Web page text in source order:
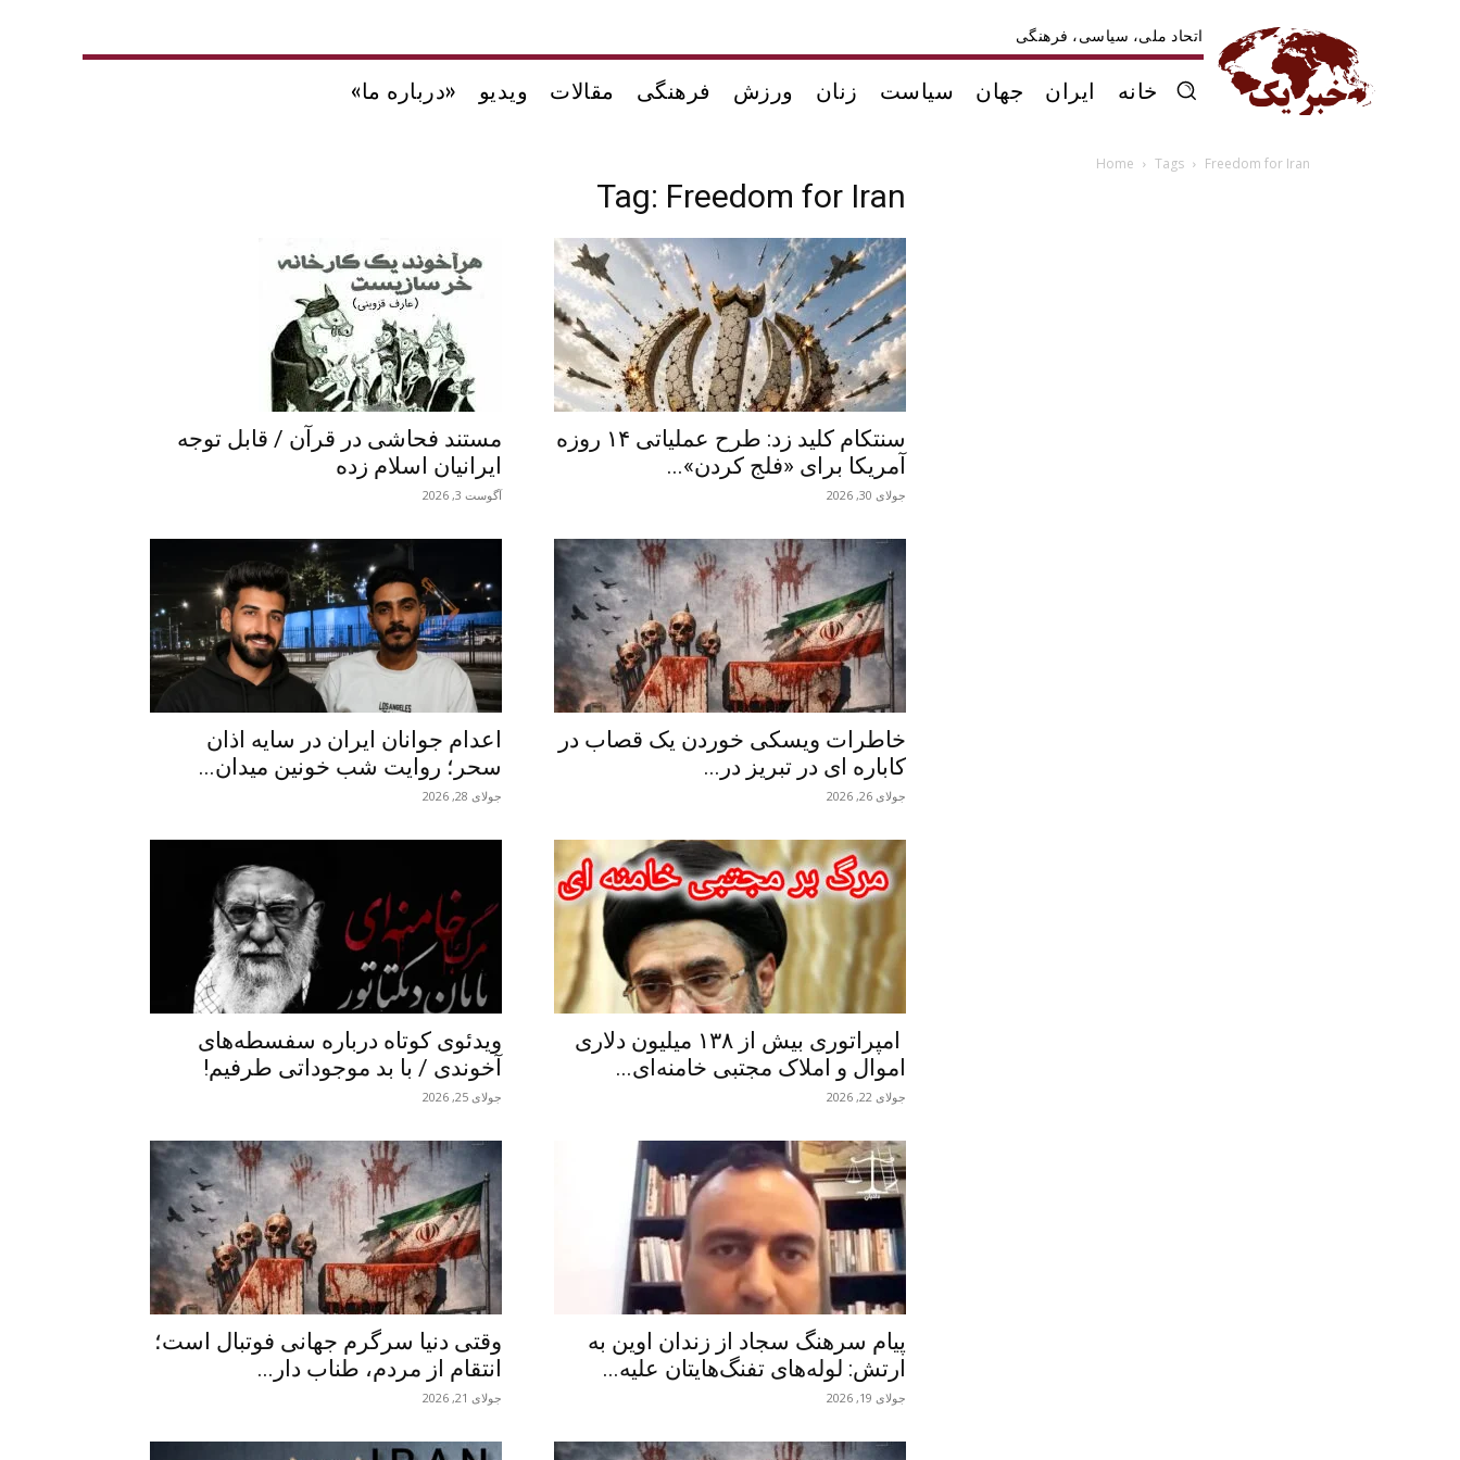
اتحاد ملی، سیاسی، فرهنگی
خانه ایران جهان سیاست زنان ورزش فرهنگی مقالات ویدیو «درباره ما»
Home Tags Freedom for Iran
Tag: Freedom for Iran
مستند فحاشی در قرآن / قابل توجه
ایرانیان اسلام زده
آگوست 3, 2026
سنتکام کلید زد: طرح عملیاتی ۱۴ روزه
آمریکا برای «فلج کردن»...
جولای 30, 2026
اعدام جوانان ایران در سایه اذان
سحر؛ روایت شب خونین میدان...
جولای 28, 2026
خاطرات ویسکی خوردن یک قصاب در
کاباره ای در تبریز در...
جولای 26, 2026
ویدئوی کوتاه درباره سفسطه‌های
آخوندی / با بد موجوداتی طرفیم!
جولای 25, 2026
امپراتوری بیش از ۱۳۸ میلیون دلاری
اموال و املاک مجتبی خامنه‌ای...
جولای 22, 2026
وقتی دنیا سرگرم جهانی فوتبال است؛
انتقام از مردم، طناب دار...
جولای 21, 2026
پیام سرهنگ سجاد از زندان اوین به
ارتش: لوله‌های تفنگ‌هایتان علیه...
جولای 19, 2026